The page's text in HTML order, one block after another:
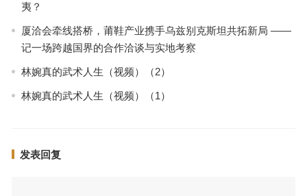
夷？
厦洽会牵线搭桥，莆鞋产业携手乌兹别克斯坦共拓新局 ——
记一场跨越国界的合作洽谈与实地考察
林婉真的武术人生（视频）（2）
林婉真的武术人生（视频）（1）
发表回复